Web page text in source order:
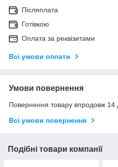
Післяплата
Готівкою
Оплата за реквізитами
Всі умови оплати
Умови повернення
Повернення товару впродовж 14
Всі умови повернення
Подібні товари компанії